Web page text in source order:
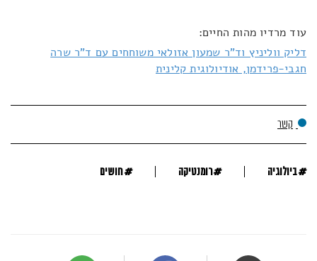
עוד מרדיו מהות החיים:
דליק ווליניץ וד"ר שמעון אזולאי משוחחים עם ד"ר שרה
חגבי-פרידמן, אודיולוגית קלינית
קשר
#ביולוגיה #רומנטיקה #חושים